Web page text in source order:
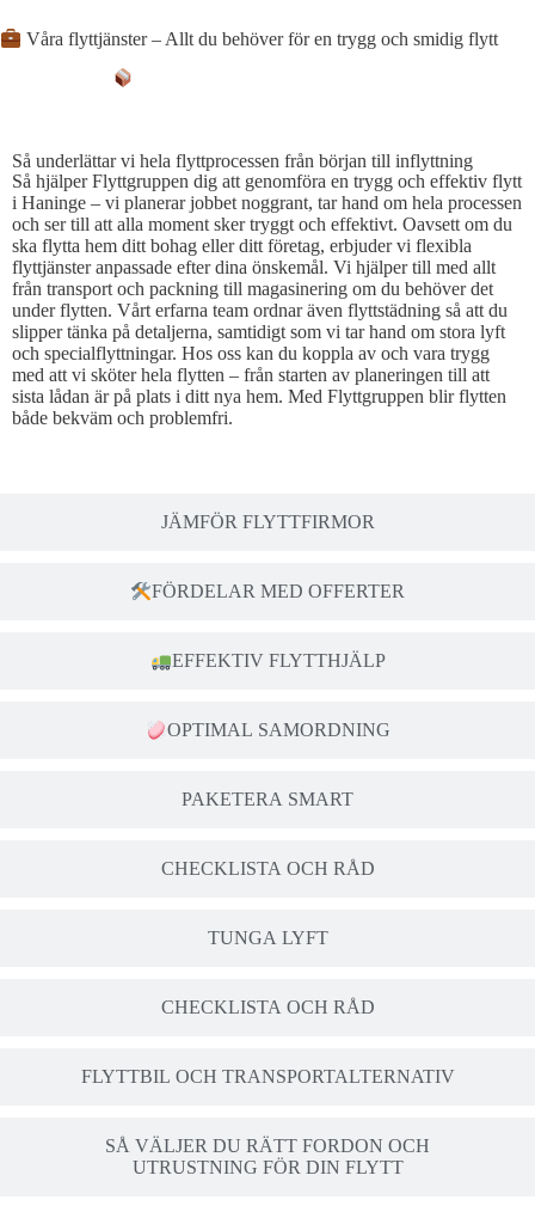
Våra flyttjänster – Allt du behöver för en trygg och smidig flytt
JÄMFÖR FLYTTFIRMOR
FÖRDELAR MED OFFERTER
EFFEKTIV FLYTTHJÄLP
OPTIMAL SAMORDNING
PAKETERA SMART
CHECKLISTA OCH RÅD
TUNGA LYFT
CHECKLISTA OCH RÅD
FLYTTBIL OCH TRANSPORTALTERNATIV
SÅ VÄLJER DU RÄTT FORDON OCH
UTRUSTNING FÖR DIN FLYTT
Så underlättar vi hela flyttprocessen från början till inflyttning
Så hjälper Flyttgruppen dig att genomföra en trygg och effektiv flytt
i Haninge – vi planerar jobbet noggrant, tar hand om hela processen
och ser till att alla moment sker tryggt och effektivt. Oavsett om du
ska flytta hem ditt bohag eller ditt företag, erbjuder vi flexibla
flyttjänster anpassade efter dina önskemål. Vi hjälper till med allt
från transport och packning till magasinering om du behöver det
under flytten. Vårt erfarna team ordnar även flyttstädning så att du
slipper tänka på detaljerna, samtidigt som vi tar hand om stora lyft
och specialflyttningar. Hos oss kan du koppla av och vara trygg
med att vi sköter hela flytten – från starten av planeringen till att
sista lådan är på plats i ditt nya hem. Med Flyttgruppen blir flytten
både bekväm och problemfri.